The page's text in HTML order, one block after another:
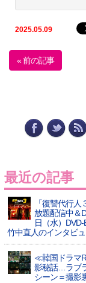
2025.05.09
« 前の記事
最近の記事
「復讐代行
放題配信中＆
日（水）
竹中直人のインタビ
≪韓国ドラマ
影秘話…ラブ
シーン＝撮影